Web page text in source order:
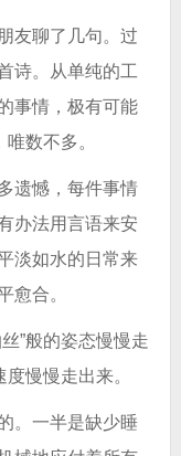
友聊了几句。过
诗。从单纯的工
事情，极有可能
数不多。
遗憾，每件事情
办法用言语来安
淡如水的日常来
愈合。
”般的姿态慢慢走
慢慢走出来。
。一半是缺少睡